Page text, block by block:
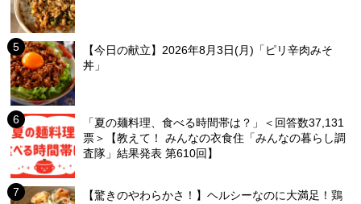
【今日の献立】2026年8月3日(月)「ピリ辛肉みそ
丼」
「夏の麺料理、食べる時間帯は？」＜回答数37,131
票＞【教えて！ みんなの衣食住「みんなの暮らし調
査隊」結果発表 第610回】
【驚きのやわらかさ！】ヘルシーなのに大満足！鶏